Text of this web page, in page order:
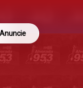
Anuncie